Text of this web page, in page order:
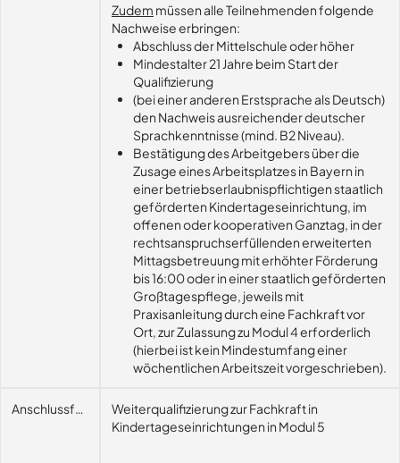
Zudem müssen alle Teilnehmenden folgende
Nachweise erbringen:
Abschluss der Mittelschule oder höher
Mindestalter 21 Jahre beim Start der
Qualifizierung
(bei einer anderen Erstsprache als Deutsch)
den Nachweis ausreichender deutscher
Sprachkenntnisse (mind. B2 Niveau).
Bestätigung des Arbeitgebers über die
Zusage eines Arbeitsplatzes in Bayern in
einer betriebserlaubnispflichtigen staatlich
geförderten Kindertageseinrichtung, im
offenen oder kooperativen Ganztag, in der
rechtsanspruchserfüllenden erweiterten
Mittagsbetreuung mit erhöhter Förderung
bis 16:00 oder in einer staatlich geförderten
Großtagespflege, jeweils mit
Praxisanleitung durch eine Fachkraft vor
Ort, zur Zulassung zu Modul 4 erforderlich
(hierbei ist kein Mindestumfang einer
wöchentlichen Arbeitszeit vorgeschrieben).
AnschlussfähigkeitWeiterqualifizierung zur Fachkraft in
Kindertageseinrichtungen in Modul 5